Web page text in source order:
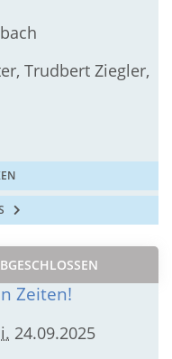
Trudbert Ziegler,
Zeiten!
24.09.2025